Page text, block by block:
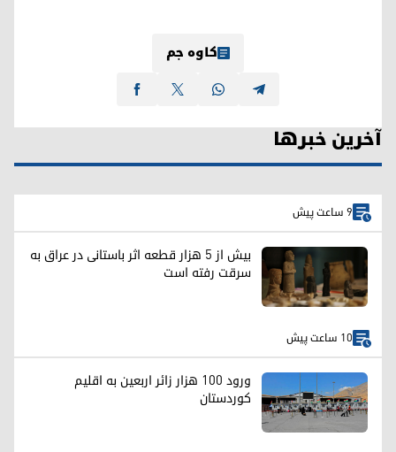
کاوە جم
آخرین خبرها
9 ساعت پیش
بیش از ۵ هزار قطعه اثر باستانی در عراق به
سرقت رفته است
10 ساعت پیش
ورود ۱۰۰ هزار زائر اربعین به اقلیم
کوردستان